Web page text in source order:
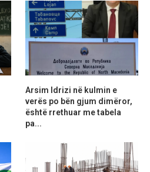
Arsim Idrizi në kulmin e
verës po bën gjum dimëror,
është rrethuar me tabela
pa...